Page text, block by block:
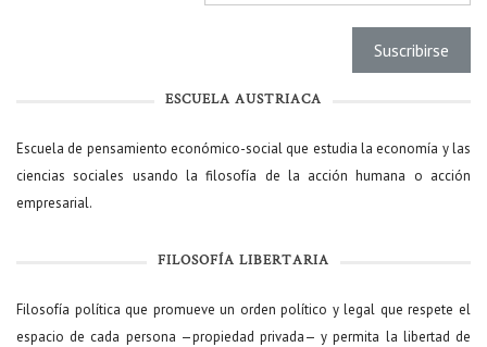
ESCUELA AUSTRIACA
Escuela de pensamiento económico-social que estudia la economía y las
ciencias sociales usando la filosofía de la acción humana o acción
empresarial.
FILOSOFÍA LIBERTARIA
Filosofía política que promueve un orden político y legal que respete el
espacio de cada persona —propiedad privada— y permita la libertad de